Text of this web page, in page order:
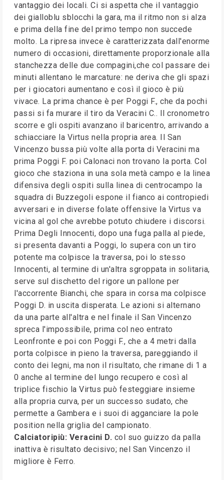
vantaggio dei locali. Ci si aspetta che il vantaggio
dei gialloblu sblocchi la gara, ma il ritmo non si alza
e prima della fine del primo tempo non succede
molto. La ripresa invece è caratterizzata dall'enorme
numero di occasioni, direttamente proporzionale alla
stanchezza delle due compagini,che col passare dei
minuti allentano le marcature: ne deriva che gli spazi
per i giocatori aumentano e così il gioco è più
vivace. La prima chance è per Poggi F., che da pochi
passi si fa murare il tiro da Veracini C.. Il cronometro
scorre e gli ospiti avanzano il baricentro, arrivando a
schiacciare la Virtus nella propria area. Il San
Vincenzo bussa più volte alla porta di Veracini ma
prima Poggi F. poi Calonaci non trovano la porta. Col
gioco che staziona in una sola metà campo e la linea
difensiva degli ospiti sulla linea di centrocampo la
squadra di Buzzegoli espone il fianco ai contropiedi
avversari e in diverse folate offensive la Virtus va
vicina al gol che avrebbe potuto chiudere i discorsi.
Prima Degli Innocenti, dopo una fuga palla al piede,
si presenta davanti a Poggi, lo supera con un tiro
potente ma colpisce la traversa, poi lo stesso
Innocenti, al termine di un'altra sgroppata in solitaria,
serve sul dischetto del rigore un pallone per
l'accorrente Bianchi, che spara in corsa ma colpisce
Poggi D. in uscita disperata. Le azioni si alternano
da una parte all'altra e nel finale il San Vincenzo
spreca l'impossibile, prima col neo entrato
Leonfronte e poi con Poggi F., che a 4 metri dalla
porta colpisce in pieno la traversa, pareggiando il
conto dei legni, ma non il risultato, che rimane di 1 a
0 anche al termine del lungo recupero e così al
triplice fischio la Virtus può festeggiare insieme
alla propria curva, per un successo sudato, che
permette a Gambera e i suoi di agganciare la pole
position nella griglia del campionato.
Calciatoripiù: Veracini D. col suo guizzo da palla
inattiva è risultato decisivo; nel San Vincenzo il
migliore è Ferro.